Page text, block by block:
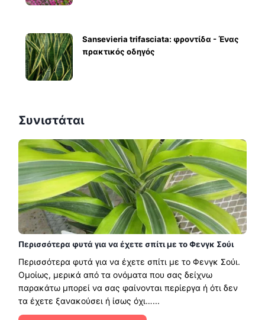
Sansevieria trifasciata: φροντίδα - Ένας
πρακτικός οδηγός
Συνιστάται
Περισσότερα φυτά για να έχετε σπίτι με το Φενγκ Σούι
Περισσότερα φυτά για να έχετε σπίτι με το Φενγκ Σούι.
Ομοίως, μερικά από τα ονόματα που σας δείχνω
παρακάτω μπορεί να σας φαίνονται περίεργα ή ότι δεν
τα έχετε ξανακούσει ή ίσως όχι…...